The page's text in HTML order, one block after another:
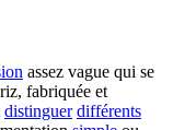
assez vague qui se
fabriquée et
distinguer différents